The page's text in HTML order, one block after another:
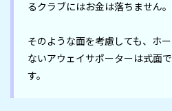
るクラブにはお金は落ちません。
そのような面を考慮しても、ホ
ないアウェイサポーターは式面
す。